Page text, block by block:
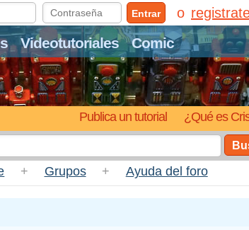
Videotutoriales Comic
Publica un tutorial ¿Qué es
Entrar
+ Grupos + Ayuda del foro